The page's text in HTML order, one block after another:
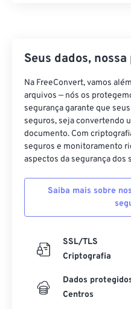
Seus dados,
Na FreeConvert, vamos
arquivos — nós os
segurança garante que
seguros, seja convertendo
documento. Com
seguros e monitoramento
aspectos da segurança dos
Saiba mais sobre
SSL/TLS
Criptografia
Dados
Centros